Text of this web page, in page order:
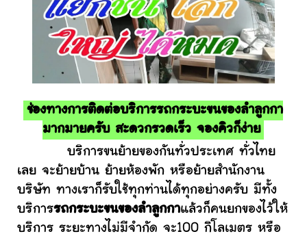
ช่องทางการติดต่อบริการรถกระบะขนของลำลูกกา
มากมายครับ สะดวกรวดเร็ว จองคิวก็ง่าย
บริการขนย้ายของกันทั่วประเทศ ทั่วไทย
เลย จะย้ายบ้าน ย้ายห้องพัก หรือย้ายสำนักงาน
บริษัท ทางเราก็รับใช้ทุกท่านได้ทุกอย่างครับ มีทั้ง
บริการรถกระบะขนของลำลูกกาแล้วก็คนยกของไว้ให้
บริการ ระยะทางไม่มีจำกัด จะ100 กิโลเมตร หรือ